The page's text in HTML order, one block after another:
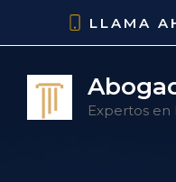
LLAMA
Expertos en